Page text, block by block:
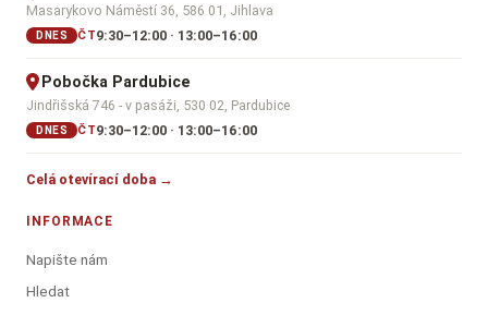
Masarykovo Náměstí 36, 586 01, Jihlava
DNES ČT9:30–12:00 · 13:00–16:00
Pobočka Pardubice
Jindřišská 746 - v pasáži, 530 02, Pardubice
DNES ČT9:30–12:00 · 13:00–16:00
Celá otevírací doba →
INFORMACE
Napište nám
Hledat